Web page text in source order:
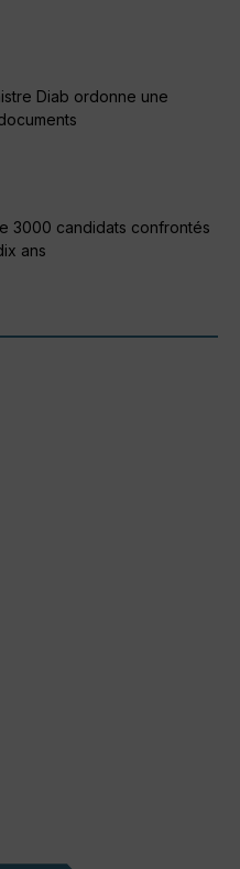
Diab ordonne une
3000 candidats confrontés
ans